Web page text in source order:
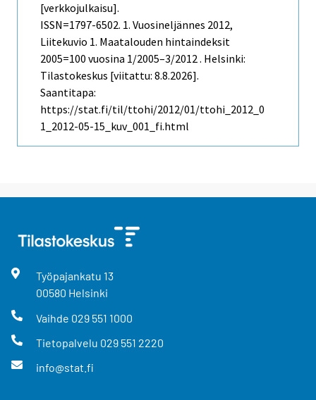
[verkkojulkaisu].
ISSN=1797-6502. 1. Vuosineljännes 2012,
Liitekuvio 1. Maatalouden hintaindeksit
2005=100 vuosina 1/2005–3/2012 . Helsinki:
Tilastokeskus [viitattu: 8.8.2026].
Saantitapa:
https://stat.fi/til/ttohi/2012/01/ttohi_2012_0
1_2012-05-15_kuv_001_fi.html
Työpajankatu 13
00580 Helsinki
Vaihde 029 551 1000
Tietopalvelu 029 551 2220
info@stat.fi